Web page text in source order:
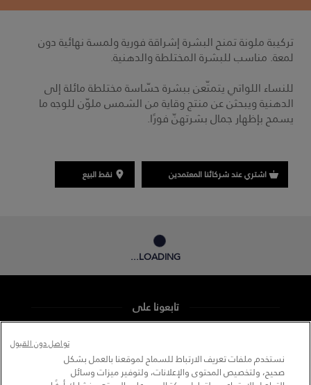
تركيبة ملونة تمنح البشرة إشراقة فورية ولمسة نهائية دون
لمعة. مناسب للبشرة المختلطة والدهنية.
للنساء اللواتي يتمتّعن ببشرة حسّاسة مختلطة مائلة إلى
الدهنية ويبحثن عن منتج وقاية من الشمس ملوّن للوجه ما
يسمح بإظهار جمال بشرتهنّ فورًا.
اشتري عند شركائنا المعتمدين نقط البيع
LOADING...
تابعونا على
نستخدم ملفات تعريف الارتباط للسماح لموقعنا بالعمل بشكل
صحيح، ولتخصيص المحتوى والإعلانات، ولتوفير ميزات وسائل
تواصل دون القبول